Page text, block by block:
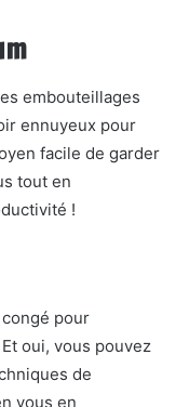
embouteillages
ennuyeux pour
facile de garder
tout en
!
pour
oui, vous pouvez
de
vous en